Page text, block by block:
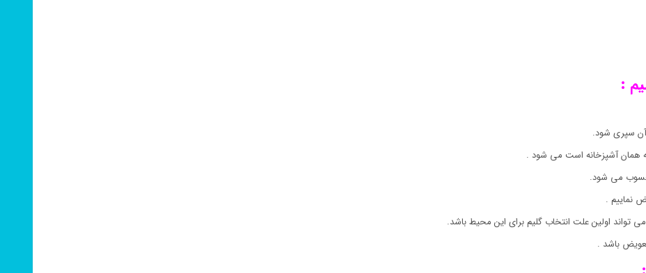
:
سپری شود.
همان آشپزخانه است می شود .
می شود.
نماییم .
تواند اولین علت انتخاب گلیم برای این محیط باشد.
باشد .